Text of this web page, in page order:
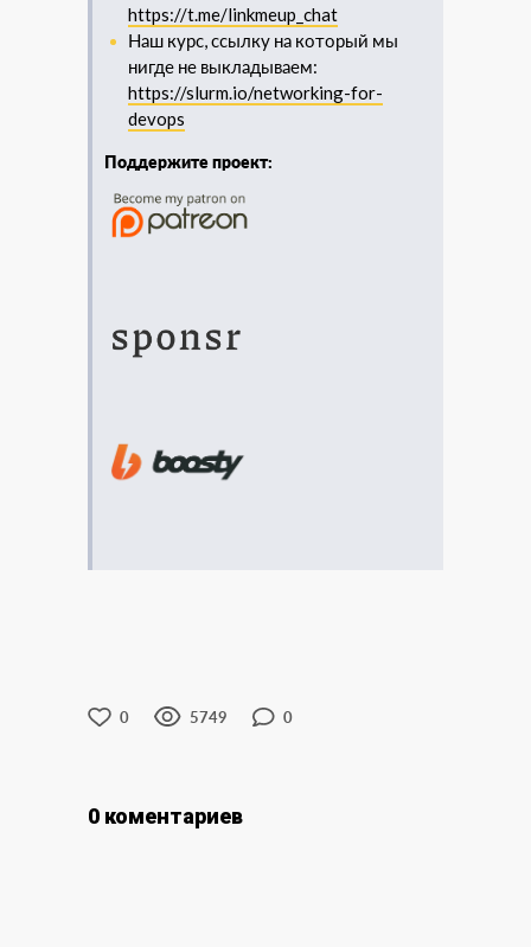
https://t.me/linkmeup_chat
Наш курс, ссылку на который мы
нигде не выкладываем:
https://slurm.io/networking-for-
devops
Поддержите проект:
0 5749 0
0 коментариев